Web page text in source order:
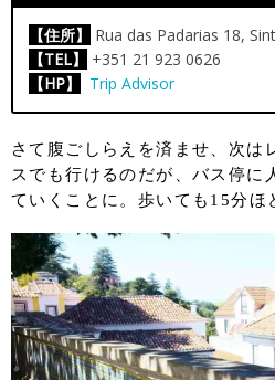
【住所】
Rua das Padarias 18,
【TEL】
+351 21 923 0626
【HP】
Trip Advisor
さて腹ごしらえを済ませ、次は
スでも行けるのだが、バス停に
ていくことに。歩いても15分ほ